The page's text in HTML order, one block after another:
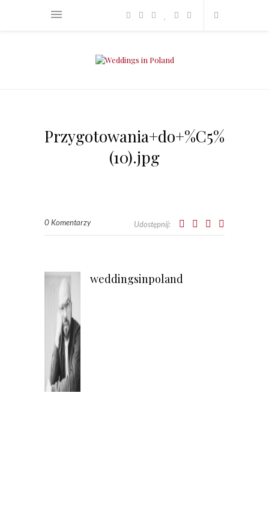
(10).jpg
0 Komentarzy Udostępnij:
weddingsinpoland